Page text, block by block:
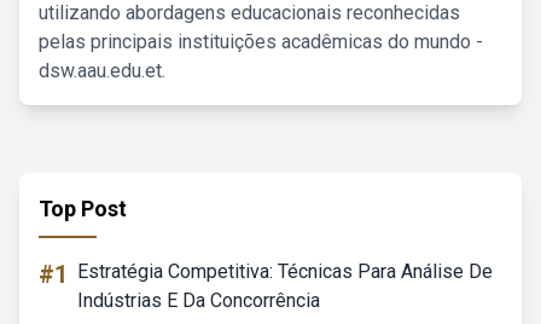
utilizando abordagens educacionais reconhecidas
pelas principais instituições acadêmicas do mundo -
dsw.aau.edu.et.
Top Post
#1
Estratégia Competitiva: Técnicas Para Análise De
Indústrias E Da Concorrência